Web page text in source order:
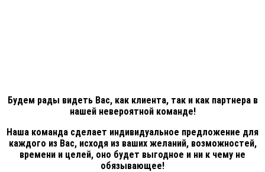
Будем рады видеть Вас, как клиента, так и как партнера в
нашей невероятной команде!
Наша команда сделает индивидуальное предложение для
каждого из Вас, исходя из ваших желаний, возможностей,
времени и целей, оно будет выгодное и ни к чему не
обязывающее!